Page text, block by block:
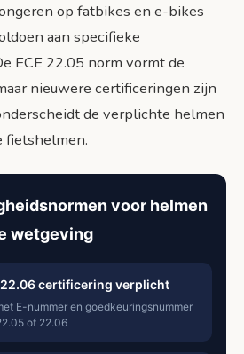
op fatbikes en e-bikes
aan specifieke
ECE 22.05 norm vormt de
nieuwere certificeringen zijn
de verplichte helmen
fietshelmen.
voor helmen
wetgeving
22.06 certificering verplicht
E-nummer en goedkeuringsnummer
of 22.06